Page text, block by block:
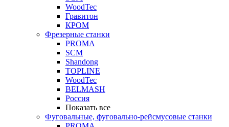
WoodTec
Гравитон
КРОМ
Фрезерные станки
PROMA
SCM
Shandong
TOPLINE
WoodTec
BELMASH
Россия
Показать все
Фуговальные, фуговально-рейсмусовые станки